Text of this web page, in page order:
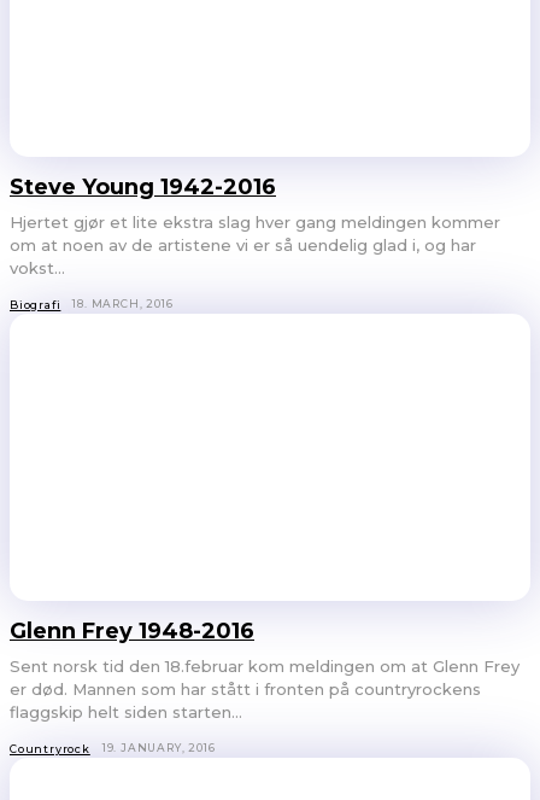
Steve Young 1942-2016
Hjertet gjør et lite ekstra slag hver gang meldingen kommer
om at noen av de artistene vi er så uendelig glad i, og har
vokst...
Biografi 18. MARCH, 2016
Glenn Frey 1948-2016
Sent norsk tid den 18.februar kom meldingen om at Glenn Frey
er død. Mannen som har stått i fronten på countryrockens
flaggskip helt siden starten...
Countryrock 19. JANUARY, 2016